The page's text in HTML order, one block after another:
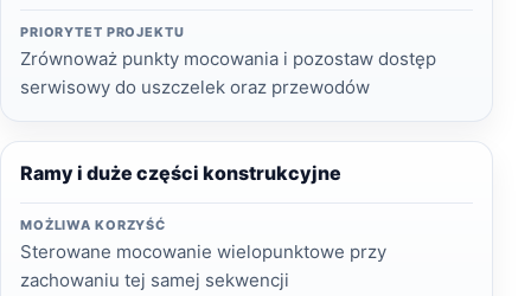
PRIORYTET PROJEKTU
Zrównoważ punkty mocowania i pozostaw dostęp
serwisowy do uszczelek oraz przewodów
Ramy i duże części konstrukcyjne
MOŻLIWA KORZYŚĆ
Sterowane mocowanie wielopunktowe przy
zachowaniu tej samej sekwencji